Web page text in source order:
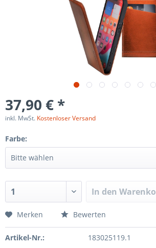
37,90 € *
inkl. MwSt. Kostenloser Versand
Farbe:
In den
Merken Bewerten
Artikel-Nr.: 183025119.1